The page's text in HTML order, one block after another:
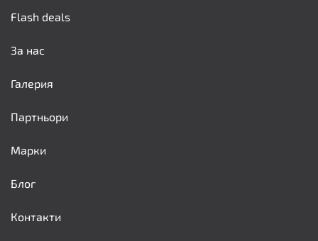
Flash deals
За нас
Галерия
Партньори
Марки
Блог
Контакти